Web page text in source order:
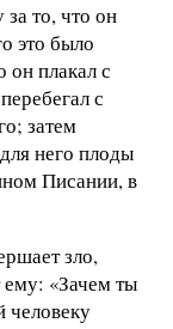
то, что он
это было
он плакал с
с
затем
него плоды
Писании, в
зло,
ему: «Зачем ты
человеку